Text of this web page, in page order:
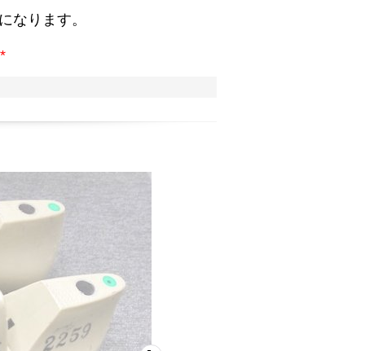
なります。